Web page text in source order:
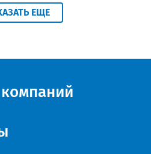
классы от ведущих
прошлых лет и
Курганской, Оренбургской
фестиваля, эстрадный
конкурса страны
телевизионных проектов
звания «Голос страны» Алексей
ЕЩЕ